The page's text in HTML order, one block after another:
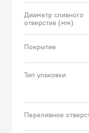
Диаметр сливного
отверстия (мм)
Покрытие
Тип упаковки
Переливное